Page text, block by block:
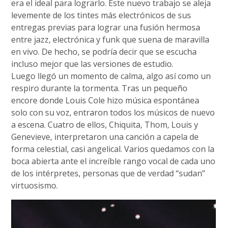
era el ideal para lograrlo. Este nuevo trabajo se aleja
levemente de los tintes más electrónicos de sus
entregas previas para lograr una fusión hermosa
entre jazz, electrónica y funk que suena de maravilla
en vivo. De hecho, se podría decir que se escucha
incluso mejor que las versiones de estudio.
Luego llegó un momento de calma, algo así como un
respiro durante la tormenta. Tras un pequeño
encore donde Louis Cole hizo música espontánea
solo con su voz, entraron todos los músicos de nuevo
a escena. Cuatro de ellos, Chiquita, Thom, Louis y
Genevieve, interpretaron una canción a capela de
forma celestial, casi angelical. Varios quedamos con la
boca abierta ante el increíble rango vocal de cada uno
de los intérpretes, personas que de verdad “sudan”
virtuosismo.